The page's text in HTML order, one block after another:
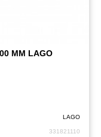
ММ LAGO
LAGO
331821110